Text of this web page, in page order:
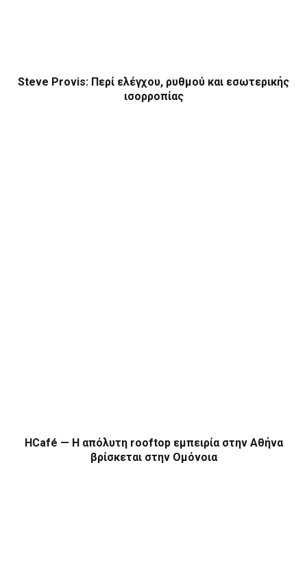
Steve Provis: Περί ελέγχου, ρυθμού και εσωτερικής
ισορροπίας
HCafé — Η απόλυτη rooftop εμπειρία στην Αθήνα
βρίσκεται στην Ομόνοια